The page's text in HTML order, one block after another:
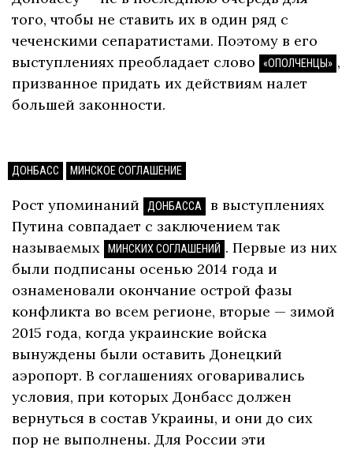
того, чтобы не ставить их в один ряд с
чеченскими сепаратистами. Поэтому в его
выступлениях преобладает слово
«ОПОЛЧЕНЦЫ» ,
призванное придать их действиям налет
большей законности.
ДОНБАСС МИНСКОЕ СОГЛАШЕНИЕ
Рост упоминаний ДОНБАССА
в выступлениях
Путина совпадает с заключением так
называемых
МИНСКИХ СОГЛАШЕНИЙ . Первые из них
были подписаны осенью 2014 года и
ознаменовали окончание острой фазы
конфликта во всем регионе, вторые — зимой
2015 года, когда украинские войска
вынуждены были оставить Донецкий
аэропорт. В соглашениях оговаривались
условия, при которых Донбасс должен
вернуться в состав Украины, и они до сих
пор не выполнены. Для России эти